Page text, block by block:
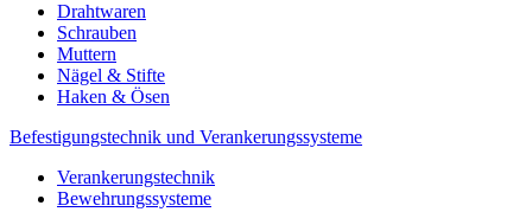
Drahtwaren
Schrauben
Muttern
Nägel & Stifte
Haken & Ösen
Befestigungstechnik und Verankerungssysteme
Verankerungstechnik
Bewehrungssysteme